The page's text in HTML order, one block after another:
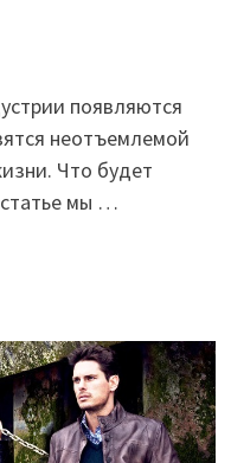
появляются
неотъемлемой
Что будет
статье мы …